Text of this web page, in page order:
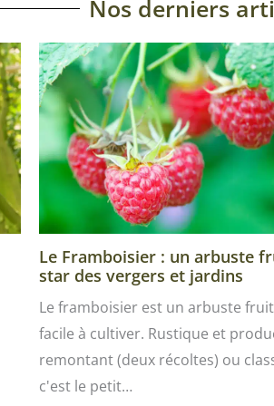
Nos derniers
Le Framboisier : un arbuste
star des vergers et jardins
Le framboisier est un arbuste
facile à cultiver. Rustique et
remontant (deux récoltes) ou
c'est le petit…